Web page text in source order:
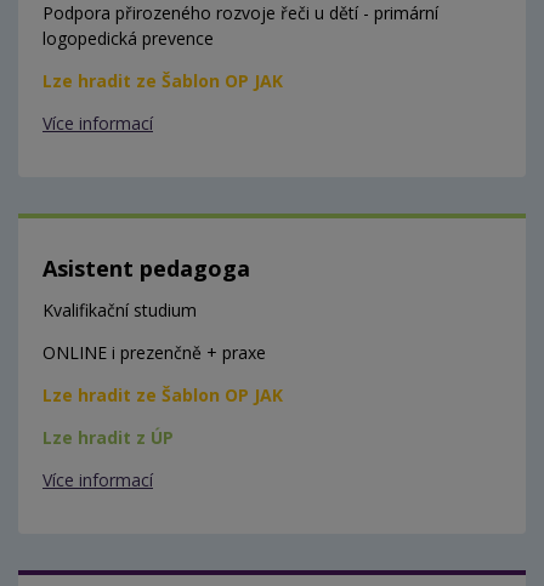
Podpora přirozeného rozvoje řeči u dětí - primární
logopedická prevence
Lze hradit ze Šablon OP JAK
Více informací
Asistent pedagoga
Kvalifikační studium
ONLINE i prezenčně + praxe
Lze hradit ze Šablon OP JAK
Lze hradit z ÚP
Více informací